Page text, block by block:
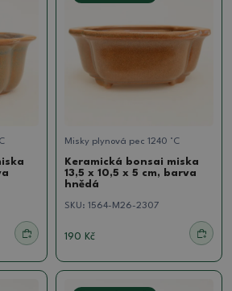
Misky plynová pec 1240 °C
Keramická bonsai miska
13,5 x 10,5 x 5 cm, barva
hnědá
SKU: 1564-M26-2307
190 Kč